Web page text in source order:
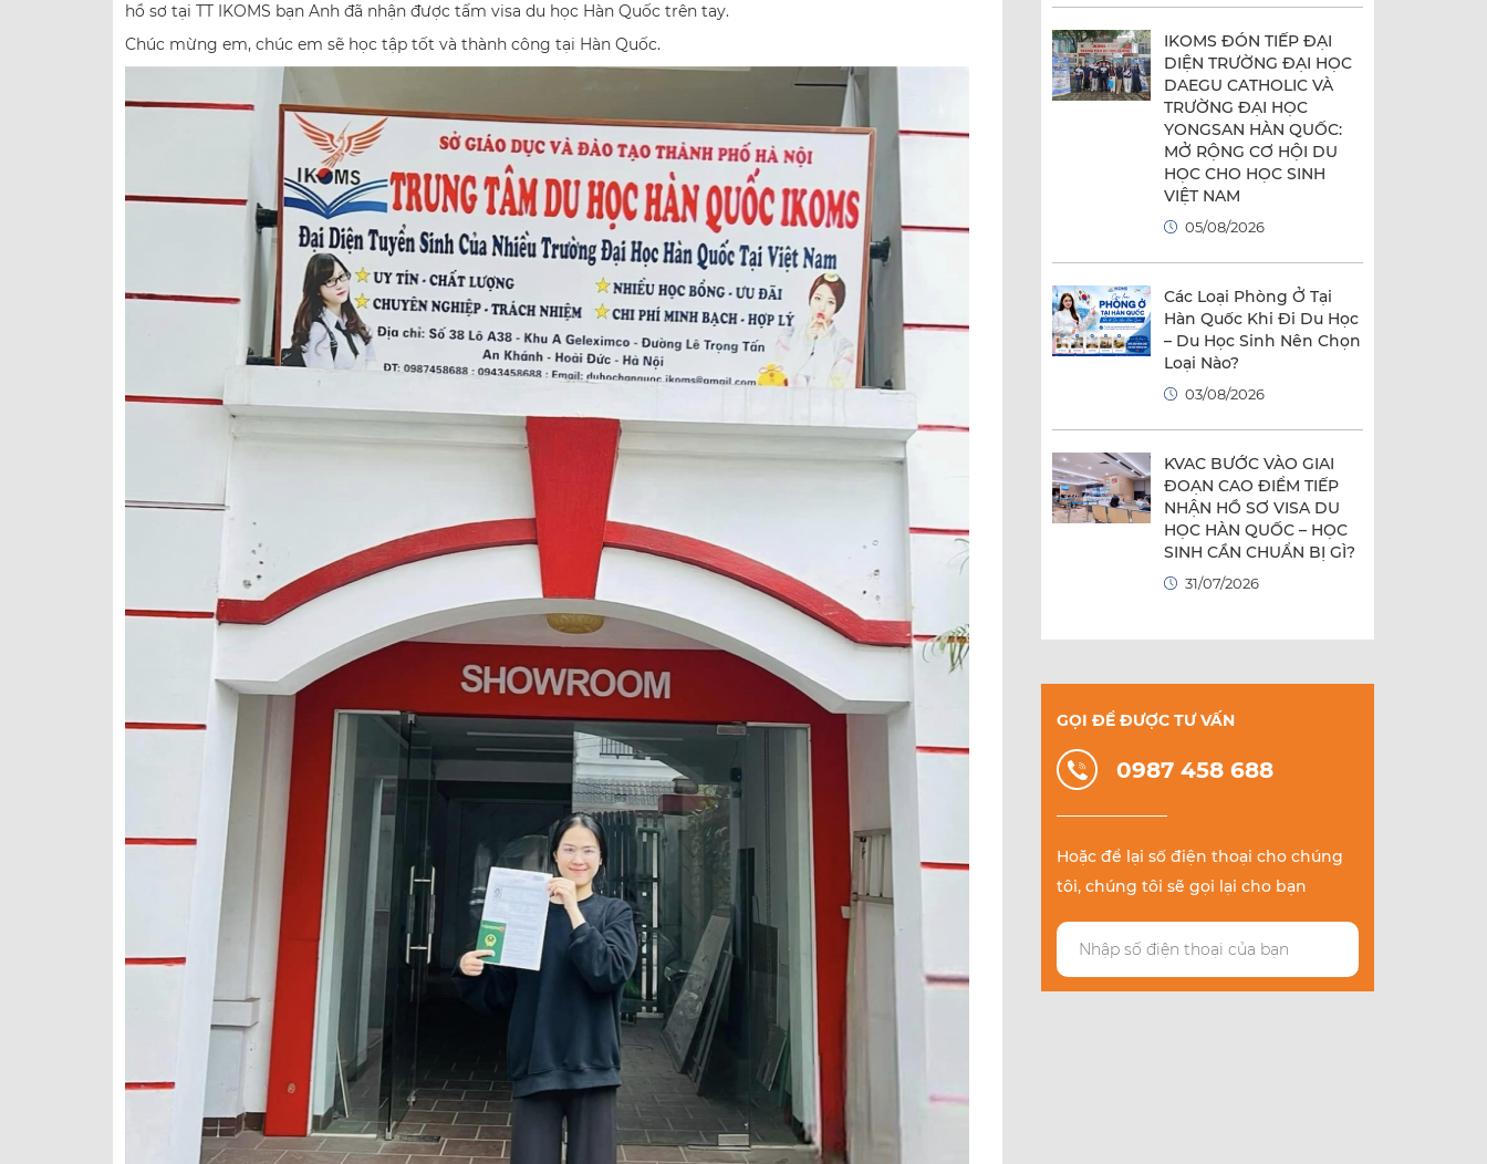
hồ sơ tại TT IKOMS bạn Anh đã nhận được tấm visa du học Hàn Quốc trên tay.
Chúc mừng em, chúc em sẽ học tập tốt và thành công tại Hàn Quốc.
IKOMS ĐÓN TIẾP ĐẠI
DIỆN TRƯỜNG ĐẠI HỌC
DAEGU CATHOLIC VÀ
TRƯỜNG ĐẠI HỌC
YONGSAN HÀN QUỐC:
MỞ RỘNG CƠ HỘI DU
HỌC CHO HỌC SINH
VIỆT NAM
05/08/2026
Các Loại Phòng Ở Tại
Hàn Quốc Khi Đi Du Học
– Du Học Sinh Nên Chọn
Loại Nào?
03/08/2026
KVAC BƯỚC VÀO GIAI
ĐOẠN CAO ĐIỂM TIẾP
NHẬN HỒ SƠ VISA DU
HỌC HÀN QUỐC – HỌC
SINH CẦN CHUẨN BỊ GÌ?
31/07/2026
GỌI ĐỂ ĐƯỢC TƯ VẤN
0987 458 688
Hoặc để lại số điện thoại cho chúng
tôi, chúng tôi sẽ gọi lại cho bạn